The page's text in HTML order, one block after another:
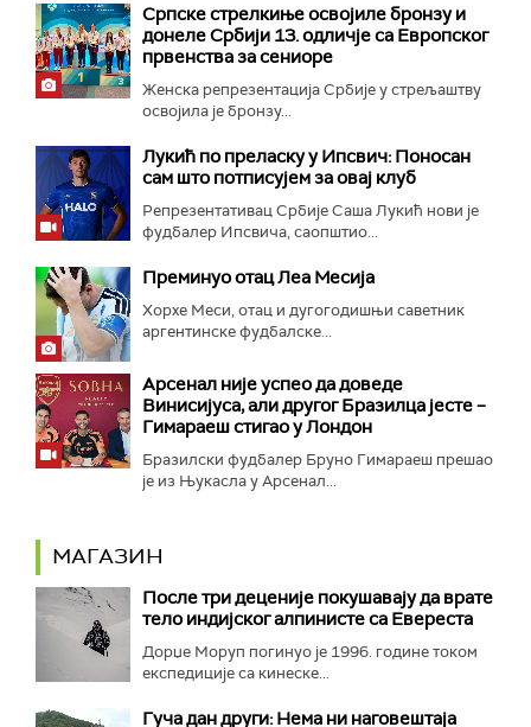
Српске стрелкиње освојиле бронзу и
донеле Србији 13. одличје са Европског
првенства за сениоре
Женска репрезентација Србије у стрељаштву
освојила је бронзу...
Лукић по преласку у Ипсвич: Поносан
сам што потписујем за овај клуб
Репрезентативац Србије Саша Лукић нови је
фудбалер Ипсвича, саопштио...
Преминуо отац Леа Месија
Хорхе Меси, отац и дугогодишњи саветник
аргентинске фудбалске...
Арсенал није успео да доведе
Винисијуса, али другог Бразилца јесте –
Гимараеш стигао у Лондон
Бразилски фудбалер Бруно Гимараеш прешао
је из Њукасла у Арсенал...
МАГАЗИН
После три деценије покушавају да врате
тело индијског алпинисте са Евереста
Дорџе Моруп погинуо је 1996. године током
експедиције са кинеске...
Гуча дан други: Нема ни наговештаја